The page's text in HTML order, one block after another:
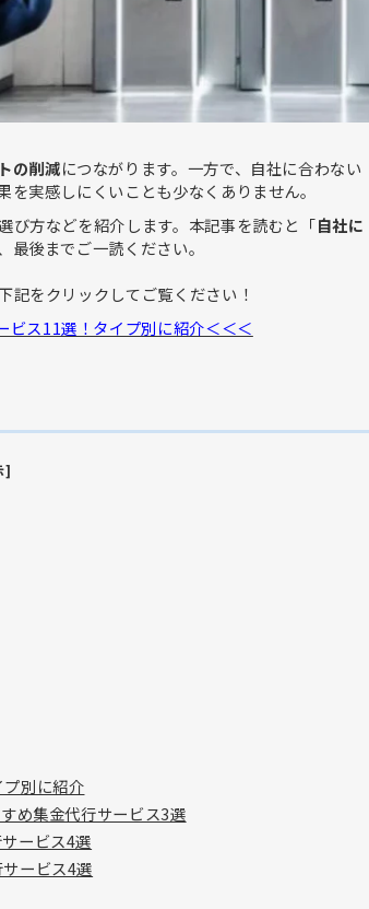
の削減につながります。一方で、自社に合わない
実感しにくいことも少なくありません。
び方などを紹介します。本記事を読むと「自社に
最後までご一読ください。
記をクリックしてご覧ください！
ビス11選！タイプ別に紹介＜＜＜
]
プ別に紹介
め集金代行サービス3選
ービス4選
ービス4選